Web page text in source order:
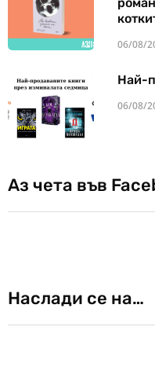
06/08/
Най-
06/08/
Аз чета във
Наслади се на…